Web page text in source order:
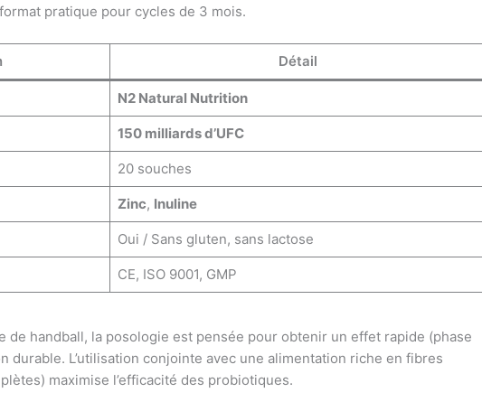
pratique pour cycles de 3 mois.
Détail
N2 Natural Nutrition
150 milliards d’UFC
20 souches
Zinc, Inuline
Oui / Sans gluten, sans lactose
CE, ISO 9001, GMP
de handball, la posologie est pensée pour obtenir un effet rapide (phase
durable. L’utilisation conjointe avec une alimentation riche en fibres
maximise l’efficacité des probiotiques.